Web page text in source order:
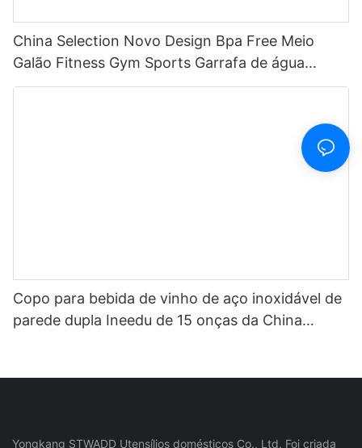
China Selection Novo Design Bpa Free Meio
Galão Fitness Gym Sports Garrafa de água
motivacional de plástico transparente com
Copo para bebida de vinho de aço inoxidável de
parede dupla Ineedu de 15 onças da China
Yongkang STWADD Utensílios domésticos Co., Ltd. Foi criada